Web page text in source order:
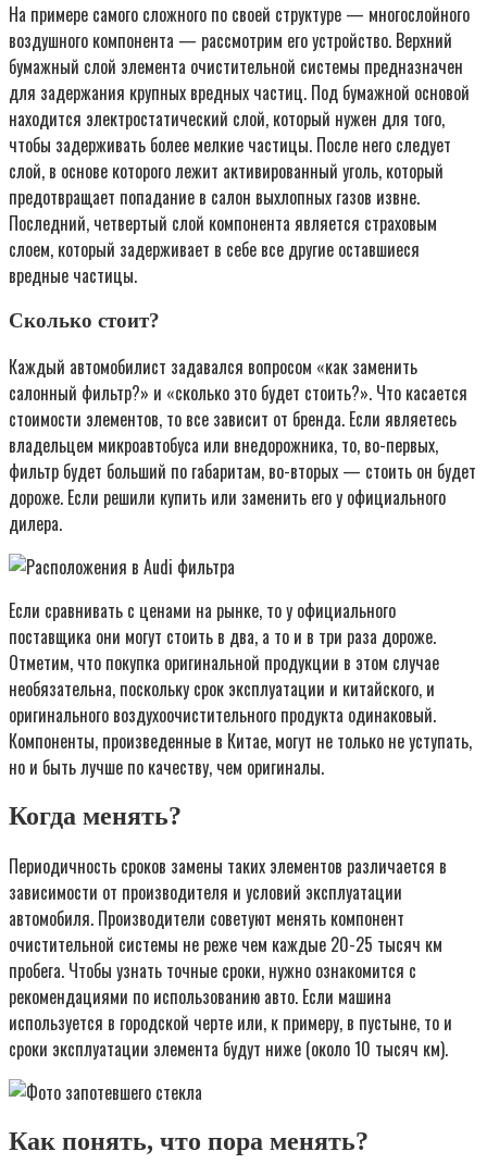
На примере самого сложного по своей структуре — многослойного
воздушного компонента — рассмотрим его устройство. Верхний
бумажный слой элемента очистительной системы предназначен
для задержания крупных вредных частиц. Под бумажной основой
находится электростатический слой, который нужен для того,
чтобы задерживать более мелкие частицы. После него следует
слой, в основе которого лежит активированный уголь, который
предотвращает попадание в салон выхлопных газов извне.
Последний, четвертый слой компонента является страховым
слоем, который задерживает в себе все другие оставшиеся
вредные частицы.
Сколько стоит?
Каждый автомобилист задавался вопросом «как заменить
салонный фильтр?» и «сколько это будет стоить?». Что касается
стоимости элементов, то все зависит от бренда. Если являетесь
владельцем микроавтобуса или внедорожника, то, во-первых,
фильтр будет больший по габаритам, во-вторых — стоить он будет
дороже. Если решили купить или заменить его у официального
дилера.
Если сравнивать с ценами на рынке, то у официального
поставщика они могут стоить в два, а то и в три раза дороже.
Отметим, что покупка оригинальной продукции в этом случае
необязательна, поскольку срок эксплуатации и китайского, и
оригинального воздухоочистительного продукта одинаковый.
Компоненты, произведенные в Китае, могут не только не уступать,
но и быть лучше по качеству, чем оригиналы.
Когда менять?
Периодичность сроков замены таких элементов различается в
зависимости от производителя и условий эксплуатации
автомобиля. Производители советуют менять компонент
очистительной системы не реже чем каждые 20-25 тысяч км
пробега. Чтобы узнать точные сроки, нужно ознакомится с
рекомендациями по использованию авто. Если машина
используется в городской черте или, к примеру, в пустыне, то и
сроки эксплуатации элемента будут ниже (около 10 тысяч км).
Как понять, что пора менять?